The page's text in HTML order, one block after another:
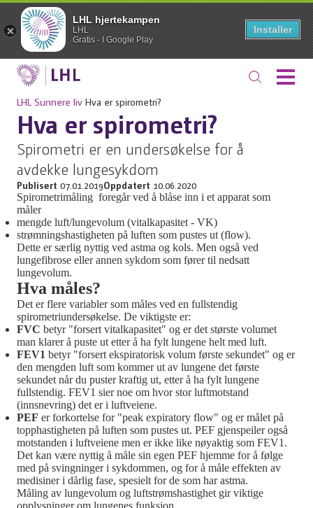
LHL hjertekampen
LHL
Gratis - I Google Play
Installer
LHL Sunnere liv Hva er spirometri?
Hva er spirometri?
Spirometri er en undersøkelse for å
avdekke lungesykdom
Publisert 07.01.2019Oppdatert 10.06.2020
Spirometrimåling foregår ved å blåse inn i et apparat som
måler
mengde luft/lungevolum (vitalkapasitet - VK)
strømningshastigheten på luften som pustes ut (flow).
Dette er særlig nyttig ved astma og kols. Men også ved
lungefibrose eller annen sykdom som fører til nedsatt
lungevolum.
Hva måles?
Det er flere variabler som måles ved en fullstendig
spirometriundersøkelse. De viktigste er:
FVC betyr "forsert vitalkapasitet" og er det største volumet
man klarer å puste ut etter å ha fylt lungene helt med luft.
FEV1 betyr "forsert ekspiratorisk volum første sekundet" og er
den mengden luft som kommer ut av lungene det første
sekundet når du puster kraftig ut, etter å ha fylt lungene
fullstendig. FEV1 sier noe om hvor stor luftmotstand
(innsnevring) det er i luftveiene.
PEF er forkortelse for "peak expiratory flow" og er målet på
topphastigheten på luften som pustes ut. PEF gjenspeiler også
motstanden i luftveiene men er ikke like nøyaktig som FEV1.
Det kan være nyttig å måle sin egen PEF hjemme for å følge
med på svingninger i sykdommen, og for å måle effekten av
medisiner i dårlig fase, spesielt for de som har astma.
Måling av lungevolum og luftstrømshastighet gir viktige
opplysninger om lungenes funksjon.